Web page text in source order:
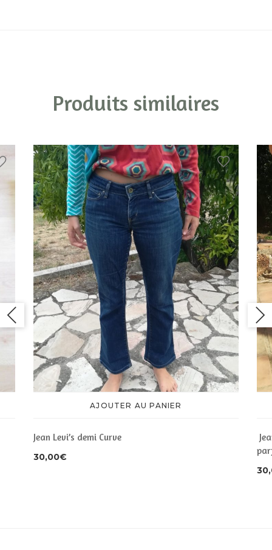
Produits similaires
AJOUTER AU PANIER
Jean Levi’s demi Curve
30,00€